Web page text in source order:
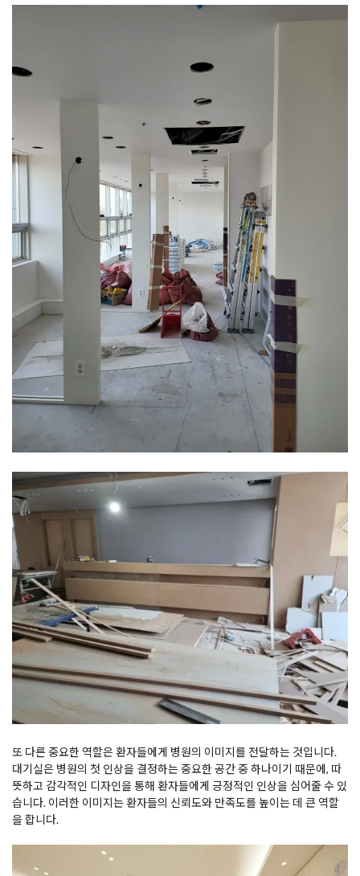
또 다른 중요한 역할은 환자들에게 병원의 이미지를 전달하는 것입니다.
대기실은 병원의 첫 인상을 결정하는 중요한 공간 중 하나이기 때문에, 따
뜻하고 감각적인 디자인을 통해 환자들에게 긍정적인 인상을 심어줄 수 있
습니다. 이러한 이미지는 환자들의 신뢰도와 만족도를 높이는 데 큰 역할
을 합니다.